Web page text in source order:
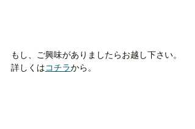
もし、ご興味がありましたらお越し下さい。
詳しくはコチラから。